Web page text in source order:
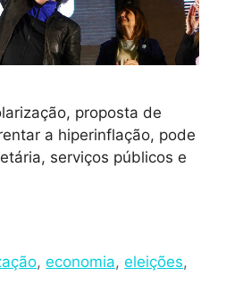
proposta de
a hiperinflação, pode
serviços públicos e
,economia,eleições,